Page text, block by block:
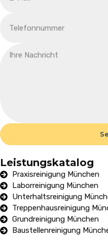
Leistungskatalog
Praxisreinigung München
Laborreinigung München
Unterhaltsreinigung
Treppenhausreinigung
Grundreinigung München
Baustellenreinigung